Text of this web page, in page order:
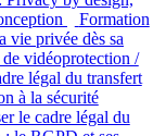
Formation
vie privée dès sa
de vidéoprotection /
légal du transfert
à la sécurité
le cadre légal du